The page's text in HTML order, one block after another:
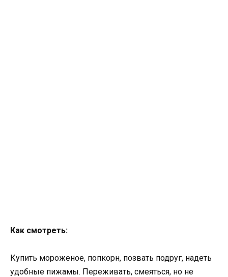
Как смотреть:
Купить мороженое, попкорн, позвать подруг, надеть
удобные пижамы. Переживать, смеяться, но не